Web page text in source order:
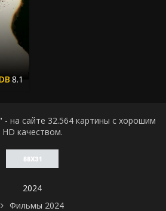
8.1
- на сайте 32.564 картины с хорошим
HD качеством.
2024
Фильмы 2024